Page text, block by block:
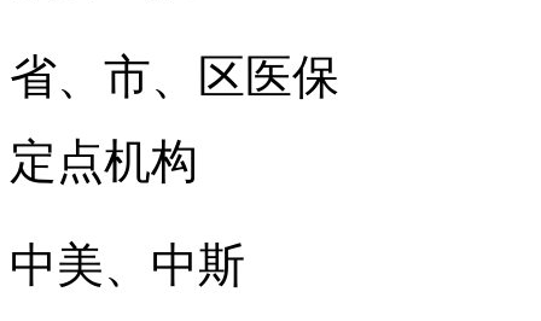
省、市、区医保
定点机构
中美、中斯